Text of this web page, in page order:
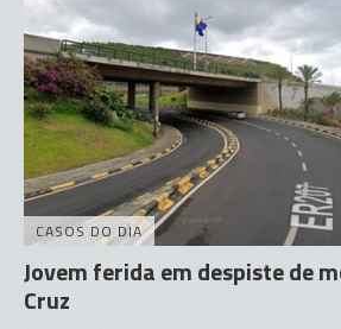
CASOS DO DIA
Jovem ferida em despiste de
Cruz